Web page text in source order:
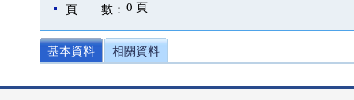
頁 數： 0 頁
基本資料 相關資料